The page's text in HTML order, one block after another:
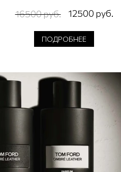
16500 руб. 12500 руб.
ПОДРОБНЕЕ